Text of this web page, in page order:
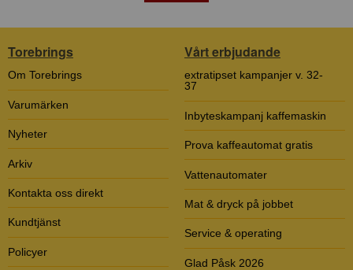
Torebrings
Om Torebrings
Varumärken
Nyheter
Arkiv
Kontakta oss direkt
Kundtjänst
Policyer
Vårt erbjudande
extratipset kampanjer v. 32-
37
Inbyteskampanj kaffemaskin
Prova kaffeautomat gratis
Vattenautomater
Mat & dryck på jobbet
Service & operating
Glad Påsk 2026